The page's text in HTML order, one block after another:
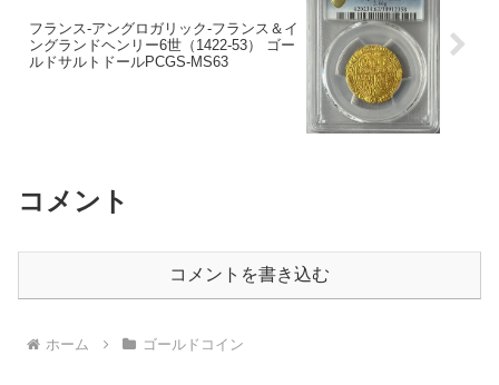
フランス-アングロガリック-フランス＆イ
ングランドヘンリー6世（1422-53） ゴー
ルドサルトドールPCGS-MS63
コメント
コメントを書き込む
ホーム ゴールドコイン